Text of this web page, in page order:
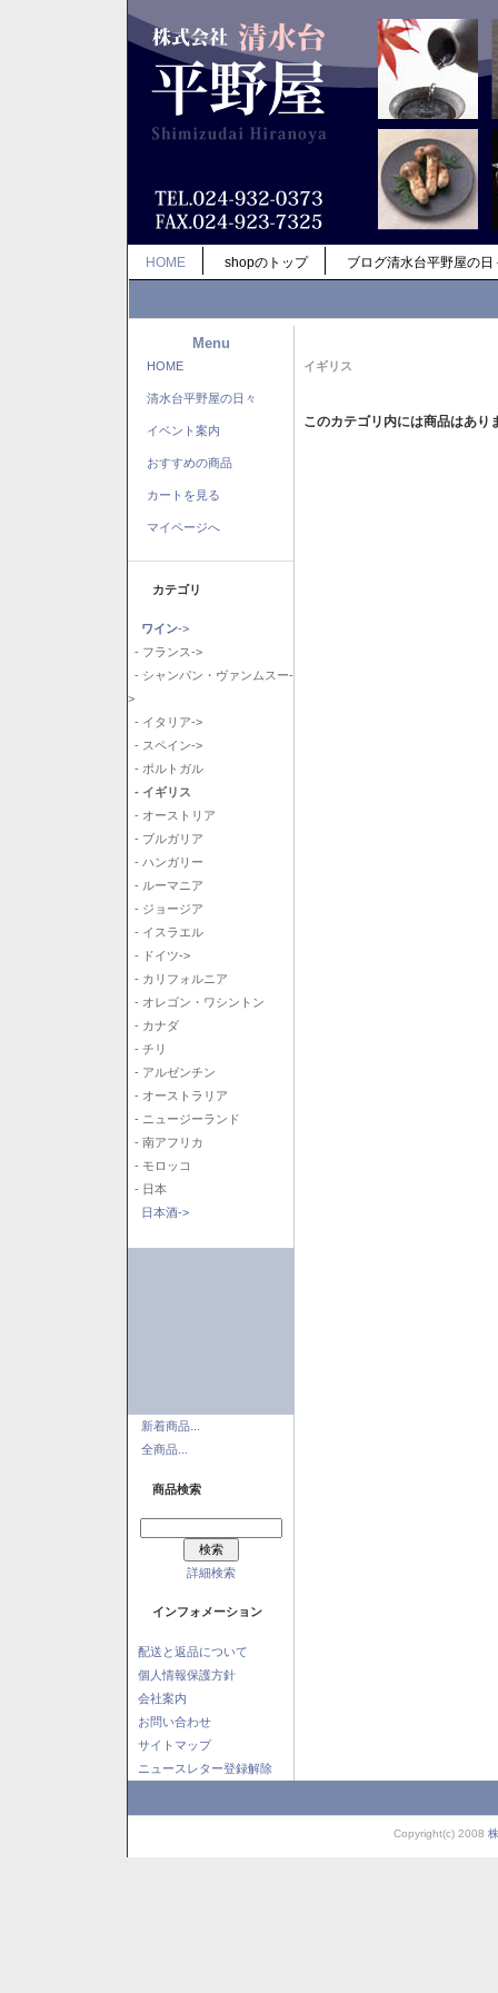
HOME shopのトップ ブログ清水台平野屋の日
Menu
HOME
清水台平野屋の日々
イベント案内
おすすめの商品
カートを見る
マイページへ
カテゴリ
ワイン->
- フランス->
- シャンパン・ヴァンムスー-
>
- イタリア->
- スペイン->
- ポルトガル
- イギリス
- オーストリア
- ブルガリア
- ハンガリー
- ルーマニア
- ジョージア
- イスラエル
- ドイツ->
- カリフォルニア
- オレゴン・ワシントン
- カナダ
- チリ
- アルゼンチン
- オーストラリア
- ニュージーランド
- 南アフリカ
- モロッコ
- 日本
日本酒->
新着商品...
全商品...
商品検索
詳細検索
インフォメーション
配送と返品について
個人情報保護方針
会社案内
お問い合わせ
サイトマップ
ニュースレター登録解除
イギリス
このカテゴリ内には商品はあり
Copyright(c) 2008